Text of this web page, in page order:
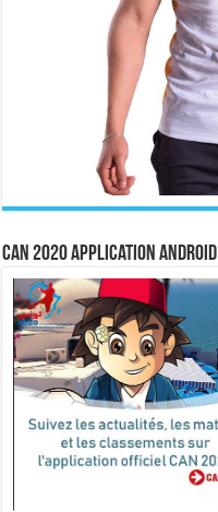
CAN 2020 Application Android